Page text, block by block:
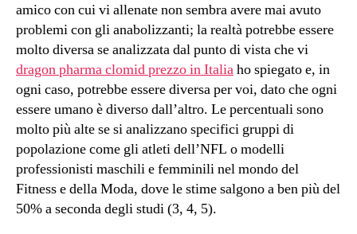
amico con cui vi allenate non sembra avere mai avuto
problemi con gli anabolizzanti; la realtà potrebbe essere
molto diversa se analizzata dal punto di vista che vi
dragon pharma clomid prezzo in Italiaho spiegato e, in
ogni caso, potrebbe essere diversa per voi, dato che ogni
essere umano è diverso dall’altro. Le percentuali sono
molto più alte se si analizzano specifici gruppi di
popolazione come gli atleti dell’NFL o modelli
professionisti maschili e femminili nel mondo del
Fitness e della Moda, dove le stime salgono a ben più del
50% a seconda degli studi (3, 4, 5).